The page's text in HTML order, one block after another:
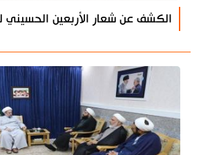
الكشف عن شعار الأربعين الحسيني لعام